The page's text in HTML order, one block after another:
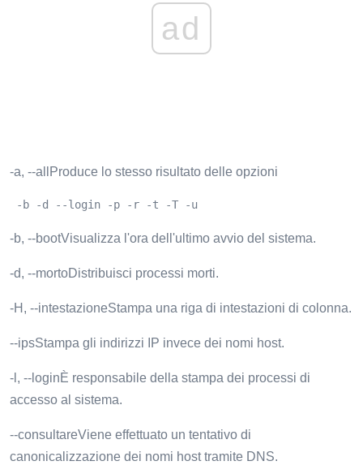
ad
-a, --allProduce lo stesso risultato delle opzioni
-b -d --login -p -r -t -T -u
-b, --bootVisualizza l'ora dell'ultimo avvio del sistema.
-d, --mortoDistribuisci processi morti.
-H, --intestazioneStampa una riga di intestazioni di colonna.
--ipsStampa gli indirizzi IP invece dei nomi host.
-l, --loginÈ responsabile della stampa dei processi di
accesso al sistema.
--consultareViene effettuato un tentativo di
canonicalizzazione dei nomi host tramite DNS.